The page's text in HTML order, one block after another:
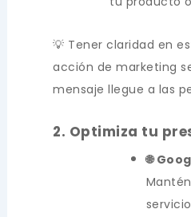
💡 Tener claridad en
acción de marketing
mensaje llegue a las
2. Optimiza tu
🌐